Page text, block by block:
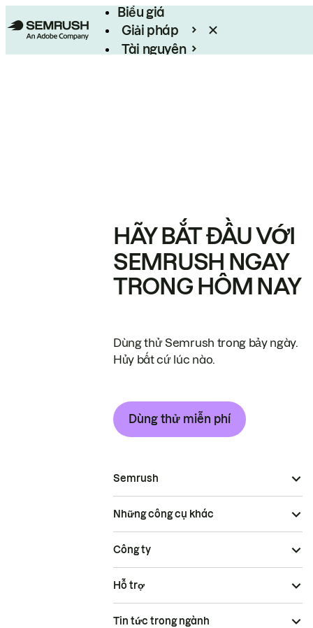
Biểu giá
Giải pháp
Tài nguyên
HÃY BẮT ĐẦU VỚI
SEMRUSH NGAY
TRONG HÔM NAY
Dùng thử Semrush trong bảy ngày.
Hủy bất cứ lúc nào.
Dùng thử miễn phí
Semrush
Những công cụ khác
Công ty
Hỗ trợ
Tin tức trong ngành